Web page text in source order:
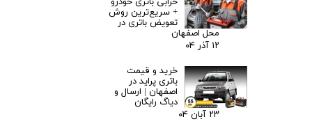
+ سریع‌ترین روش
تعویض باتری در
محل اصفهان
۱۲ آذر ۰۴
خرید و قیمت
باتری پراید در
اصفهان | ارسال و
دیاگ رایگان
۲۳ آبان ۰۴